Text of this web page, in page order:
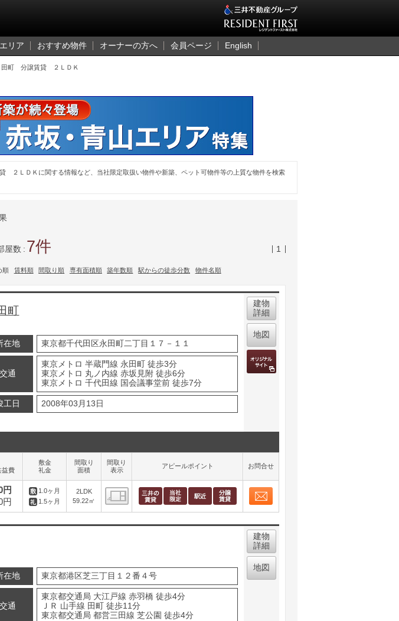
リア おすすめ物件 オーナーの方へ 会員ページ English
田町 分譲賃貸 ２ＬＤＫ
２ＬＤＫに関する情報など、当社限定取扱い物件や新築、ペット可物件等の上質な物件を検索
屋数 7 1
順 賃料順 間取り順 専有面積順 築年数順 駅からの徒歩分数 物件名順
町
在地 東京都千代田区永田町二丁目１７－１１
交通
東京メトロ 半蔵門線 永田町 徒歩3分
東京メトロ 丸ノ内線 赤坂見附 徒歩6分
東京メトロ 千代田線 国会議事堂前 徒歩7分
工日 2008年03月13日
建物
詳細
地図
益費
敷金
礼金
間取り
面積
間取り
表示
アピールポイント お問合せ
円
円
1.0ヶ月
1.5ヶ月
2LDK
59.22㎡
間取り表示
在地 東京都港区芝三丁目１２番４号
交通
東京都交通局 大江戸線 赤羽橋 徒歩4分
ＪＲ 山手線 田町 徒歩11分
東京都交通局 都営三田線 芝公園 徒歩4分
建物
詳細
地図